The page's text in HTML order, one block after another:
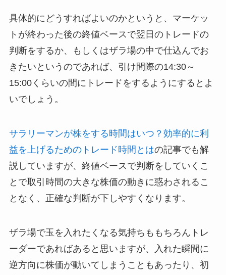
具体的にどうすればよいのかというと、マーケッ
トが終わった後の終値ベースで翌日のトレードの
判断をするか、もしくはザラ場の中で仕込んでお
きたいというのであれば、引け間際の14:30～
15:00くらいの間にトレードをするようにするとよ
いでしょう。
サラリーマンが株をする時間はいつ？効率的に利
益を上げるためのトレード時間とはの記事でも解
説していますが、終値ベースで判断をしていくこ
とで取引時間の大きな株価の動きに惑わされるこ
となく、正確な判断が下しやすくなります。
ザラ場で玉を入れたくなる気持ちももちろんトレ
ーダーであればあると思いますが、入れた瞬間に
逆方向に株価が動いてしまうこともあったり、初